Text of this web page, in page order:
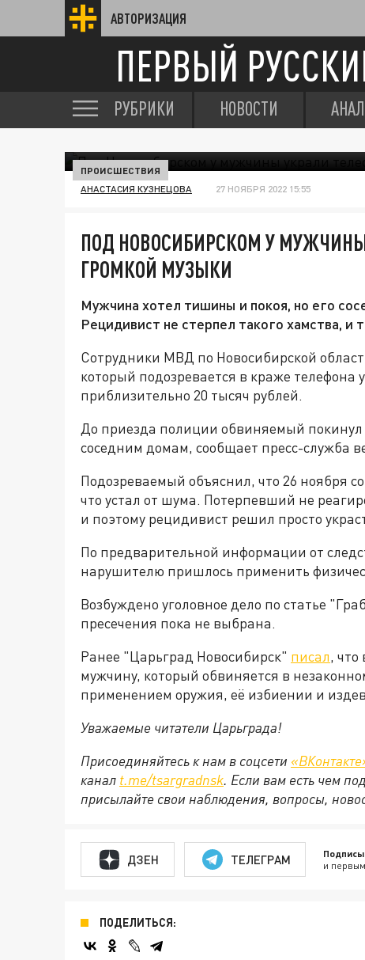
АВТОРИЗАЦИЯ
ПЕРВЫЙ
РУБРИКИ НОВОСТИ
ПРОИСШЕСТВИЯ
АНАСТАСИЯ КУЗНЕЦОВА 27 НОЯБРЯ 2022 15:55
ПОД НОВОСИБИРСКОМ У
ГРОМКОЙ МУЗЫКИ
Мужчина хотел тишины и покоя, но его
Рецидивист не стерпел такого хамства, и
Сотрудники МВД по Новосибирской
который подозревается в краже телефона
приблизительно 20 тысяч рублей.
До приезда полиции обвиняемый покинул
соседним домам, сообщает пресс-служба
Подозреваемый объяснил, что 26 ноября
что устал от шума. Потерпевший не
и поэтому рецидивист решил просто
По предварительной информации от
нарушителю пришлось применить
Возбуждено уголовное дело по статье
пресечения пока не выбрана.
Ранее "Царьград Новосибирск" писал, что
мужчину, который обвиняется в
применением оружия, её избиении и
Уважаемые читатели Царьграда!
Присоединяйтесь к нам в соцсети
канал t.me/tsargradnsk. Если вам есть чем
присылайте свои наблюдения, вопросы,
ДЗЕН ТЕЛЕГРАМ и
ПОДЕЛИТЬСЯ: